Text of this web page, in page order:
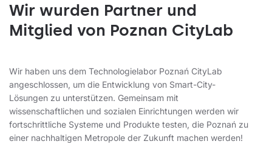
Wir wurden Partner und
Mitglied von Poznan CityLab
Wir haben uns dem Technologielabor Poznań CityLab
angeschlossen, um die Entwicklung von Smart-City-
Lösungen zu unterstützen. Gemeinsam mit
wissenschaftlichen und sozialen Einrichtungen werden wir
fortschrittliche Systeme und Produkte testen, die Poznań zu
einer nachhaltigen Metropole der Zukunft machen werden!